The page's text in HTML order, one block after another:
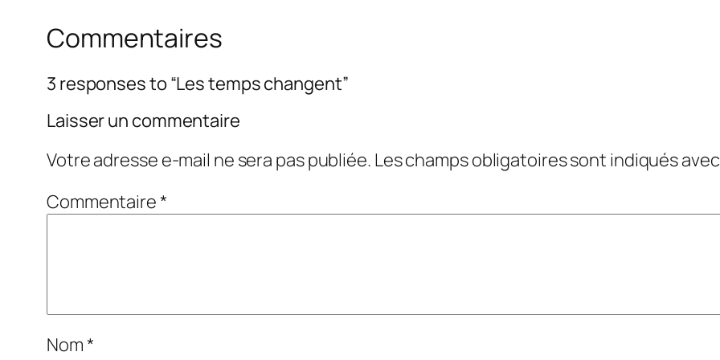
Commentaires
3 responses to “Les temps changent”
Laisser un commentaire
Votre adresse e-mail ne sera pas publiée. Les champs obligatoires sont indiqués
Commentaire*
Nom*